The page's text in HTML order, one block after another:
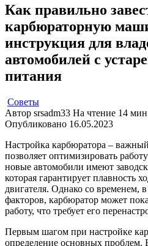
Как правильно
карбюраторную
инструкция для
автомобилей с
питания
Советы
Автор srsadm33 На чтение 14 мин
Опубликовано 16.05.2023
Настройка карбюратора –
позволяет оптимизировать
новые автомобили имеют
которая гарантирует плавность
двигателя. Однако со временем, в
факторов, карбюратор может
работу, что требует его
Первым шагом при настройке
определение основных проблем.